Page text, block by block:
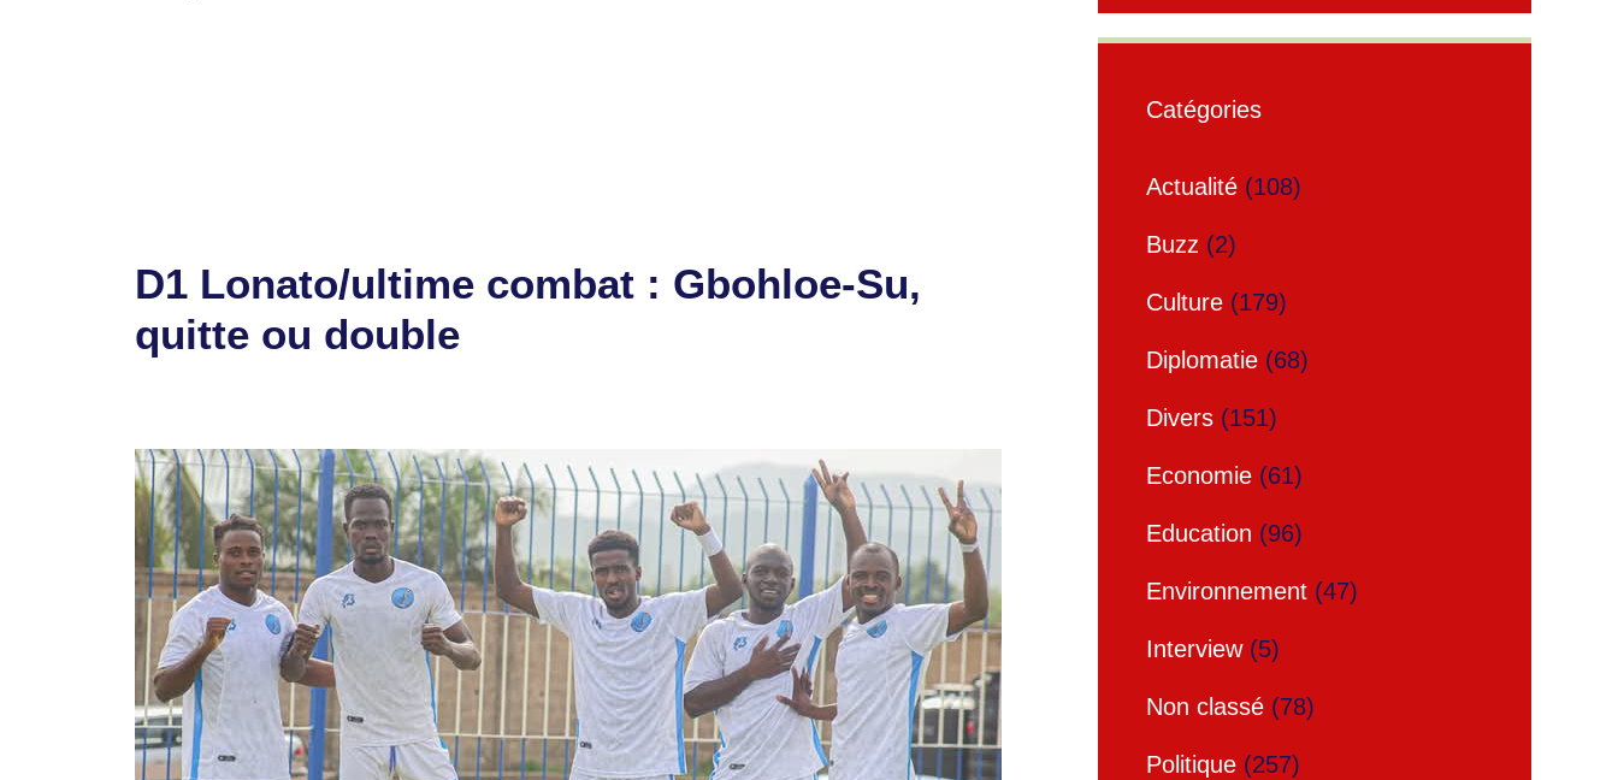
D1 Lonato/ultime combat : Gbohloe-Su,
quitte ou double
Catégories
Actualité (108)
Buzz (2)
Culture (179)
Diplomatie (68)
Divers (151)
Economie (61)
Education (96)
Environnement (47)
Interview(5)
Non classé (78)
Politique (257)